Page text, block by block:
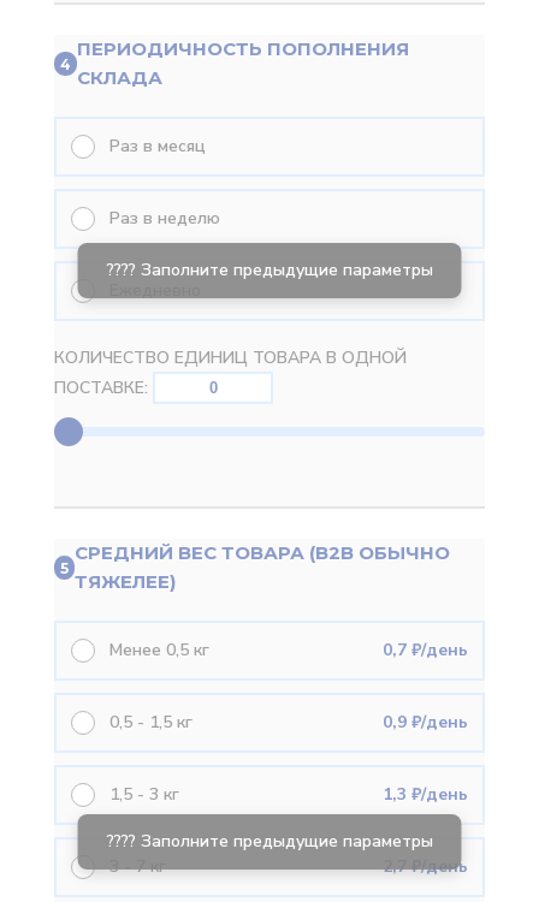
4
ПЕРИОДИЧНОСТЬ ПОПОЛНЕНИЯ
СКЛАДА
Раз в месяц
Раз в неделю
КОЛИЧЕСТВО ЕДИНИЦ ТОВАРА В ОДНОЙ
ПОСТАВКЕ:
5
СРЕДНИЙ ВЕС ТОВАРА (B2B ОБЫЧНО
ТЯЖЕЛЕЕ)
Менее 0,5 кг 0,7 ₽/день
0,5 - 1,5 кг 0,9 ₽/день
1,5 - 3 кг 1,3 ₽/день
3 - 7 кг 2,7 ₽/день